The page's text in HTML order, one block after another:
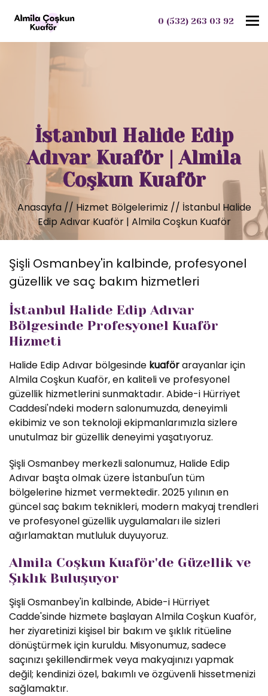
0 (532) 263 03 92
İstanbul Halide Edip
Adıvar Kuaför | Almila
Coşkun Kuaför
Anasayfa // Hizmet Bölgelerimiz // İstanbul Halide
Edip Adıvar Kuaför | Almila Coşkun Kuaför
Şişli Osmanbey'in kalbinde, profesyonel
güzellik ve saç bakım hizmetleri
İstanbul Halide Edip Adıvar
Bölgesinde Profesyonel Kuaför
Hizmeti
Halide Edip Adıvar bölgesinde kuaförarayanlar için
Almila Coşkun Kuaför, en kaliteli ve profesyonel
güzellik hizmetlerini sunmaktadır. Abide-i Hürriyet
Caddesi'ndeki modern salonumuzda, deneyimli
ekibimiz ve son teknoloji ekipmanlarımızla sizlere
unutulmaz bir güzellik deneyimi yaşatıyoruz.
Şişli Osmanbey merkezli salonumuz, Halide Edip
Adıvar başta olmak üzere İstanbul'un tüm
bölgelerine hizmet vermektedir. 2025 yılının en
güncel saç bakım teknikleri, modern makyaj trendleri
ve profesyonel güzellik uygulamaları ile sizleri
ağırlamaktan mutluluk duyuyoruz.
Almila Coşkun Kuaför'de Güzellik ve
Şıklık Buluşuyor
Şişli Osmanbey'in kalbinde, Abide-i Hürriyet
Cadde'sinde hizmete başlayan Almila Coşkun Kuaför,
her ziyaretinizi kişisel bir bakım ve şıklık ritüeline
dönüştürmek için kuruldu. Misyonumuz, sadece
saçınızı şekillendirmek veya makyajınızı yapmak
değil; kendinizi özel, bakımlı ve özgüvenli hissetmenizi
sağlamaktır.